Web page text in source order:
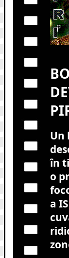
Un
în
o
a